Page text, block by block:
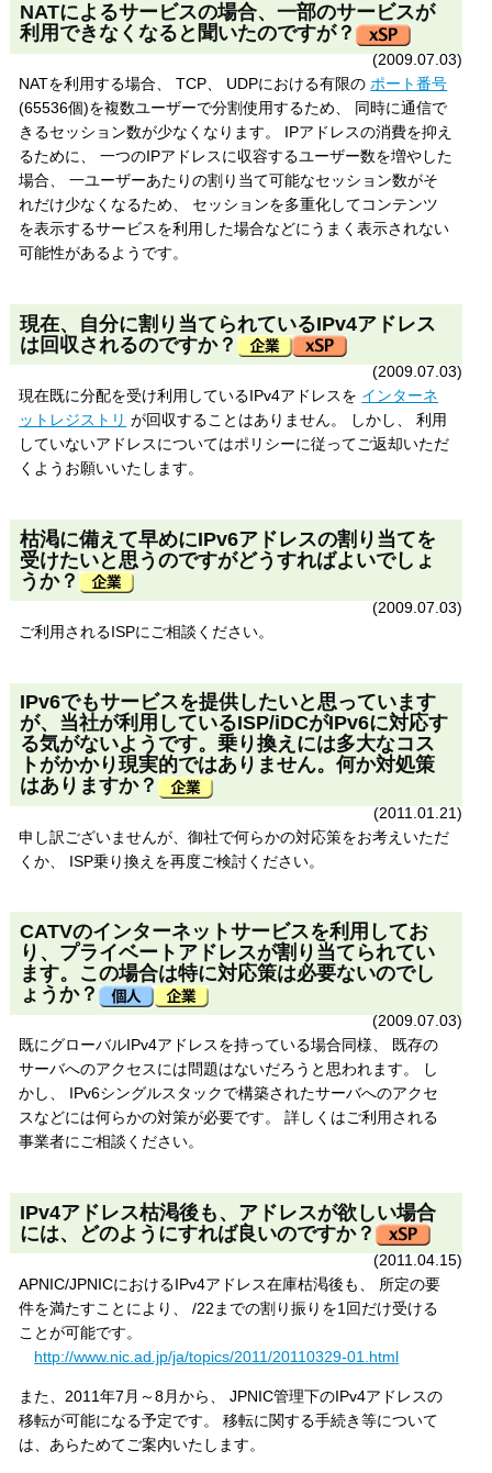
NATによるサービスの場合、一部のサービスが
利用できなくなると聞いたのですが？
(2009.07.03)
NATを利用する場合、TCP、 UDPにおける有限のポート番号
(65536個)を複数ユーザーで分割使用するため、 同時に通信で
きるセッション数が少なくなります。 IPアドレスの消費を抑え
るために、 一つのIPアドレスに収容するユーザー数を増やした
場合、 一ユーザーあたりの割り当て可能なセッション数がそ
れだけ少なくなるため、 セッションを多重化してコンテンツ
を表示するサービスを利用した場合などにうまく表示されない
可能性があるようです。
現在、自分に割り当てられているIPv4アドレス
は回収されるのですか？
(2009.07.03)
現在既に分配を受け利用しているIPv4アドレスを インターネ
ットレジストリ が回収することはありません。 しかし、 利用
していないアドレスについてはポリシーに従ってご返却いただ
くようお願いいたします。
枯渇に備えて早めにIPv6アドレスの割り当てを
受けたいと思うのですがどうすればよいでしょ
うか？
(2009.07.03)
ご利用されるISPにご相談ください。
IPv6でもサービスを提供したいと思っています
が、当社が利用しているISP/iDCがIPv6に対応す
る気がないようです。乗り換えには多大なコス
トがかかり現実的ではありません。何か対処策
はありますか？
(2011.01.21)
申し訳ございませんが、御社で何らかの対応策をお考えいただ
くか、 ISP乗り換えを再度ご検討ください。
CATVのインターネットサービスを利用してお
り、プライベートアドレスが割り当てられてい
ます。この場合は特に対応策は必要ないのでし
ょうか？
(2009.07.03)
既にグローバルIPv4アドレスを持っている場合同様、 既存の
サーバへのアクセスには問題はないだろうと思われます。 し
かし、 IPv6シングルスタックで構築されたサーバへのアクセ
スなどには何らかの対策が必要です。 詳しくはご利用される
事業者にご相談ください。
IPv4アドレス枯渇後も、アドレスが欲しい場合
には、どのようにすれば良いのですか？
(2011.04.15)
APNIC/JPNICにおけるIPv4アドレス在庫枯渇後も、 所定の要
件を満たすことにより、 /22までの割り振りを1回だけ受ける
ことが可能です。
http://www.nic.ad.jp/ja/topics/2011/20110329-01.html
また、2011年7月～8月から、 JPNIC管理下のIPv4アドレスの
移転が可能になる予定です。 移転に関する手続き等について
は、あらためてご案内いたします。